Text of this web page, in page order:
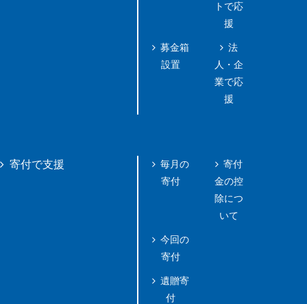
募金箱
設置
トで応
援
法
人・企
業で応
援
寄付で支援
毎月の
寄付
今回の
寄付
遺贈寄
付
寄付
金の控
除につ
いて